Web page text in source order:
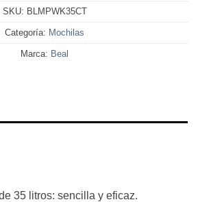
SKU: BLMPWK35CT
Categoría: Mochilas
Marca: Beal
35 litros: sencilla y eficaz.